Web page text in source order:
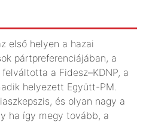
első helyen a hazai
pártpreferenciájában, a
a Fidesz–KDNP, a
helyezett Együtt-PM.
és olyan nagy a
ha így megy tovább, a